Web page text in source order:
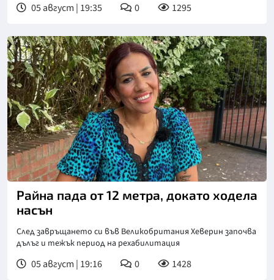
05 август | 19:35 0 1295
Райна пада от 12 метра, докато ходела
насън
След завръщането си във Великобритания Хеверин започва
дълъг и тежък период на рехабилитация
05 август | 19:16 0 1428